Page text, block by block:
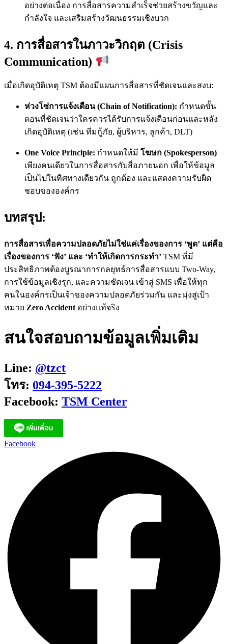
อย่างต่อเนื่อง การสื่อสารความสำเร็จช่วยสร้างขวัญและ
กำลังใจ และเสริมสร้างวัฒนธรรมเชิงบวก
4. การสื่อสารในภาวะวิกฤต (Crisis
Communication)
เมื่อเกิดอุบัติเหตุ TSM ต้องมีแผนการสื่อสารที่ชัดเจนและสงบ:
ห่วงโซ่การแจ้งเตือน (Chain of Notification): กำหนดขั้น
ตอนที่ชัดเจนว่าใครควรได้รับการแจ้งเตือนก่อนและหลัง
เกิดอุบัติเหตุ (เช่น ทีมกู้ภัย, ผู้บริหาร, ลูกค้า, DLT)
One Voice Principle: กำหนดให้มี โฆษก (Spokesperson)
เพียงคนเดียวในการสื่อสารกับสื่อภายนอก เพื่อให้ข้อมูล
เป็นไปในทิศทางเดียวกัน ถูกต้อง และแสดงความรับผิด
ชอบขององค์กร
บทสรุป:
การสื่อสารเพื่อความปลอดภัยไม่ใช่แค่เรื่องของการ ‘พูด’ แต่คือ
เรื่องของการ ‘ฟัง’ และ ‘ทำให้เกิดการกระทำ’ TSM ที่มี
ประสิทธิภาพต้องบูรณาการกลยุทธ์การสื่อสารแบบ Two-Way,
การใช้ข้อมูลเชิงรุก, และความชัดเจน เข้าสู่ SMS เพื่อให้ทุก
คนในองค์กรเป็นเจ้าของความปลอดภัยร่วมกัน และมุ่งสู่เป้า
หมาย Zero Accident อย่างแท้จริง
สนใจสอบถามข้อมูลเพิ่มเติม
Line: @tzct
โทร: 094-395-5222
Facebook: TSM Center
Facebook